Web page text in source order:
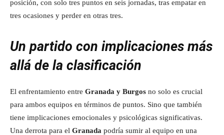
posición, con solo tres puntos en seis jornadas, tras empatar en
tres ocasiones y perder en otras tres.
Un partido con implicaciones más
allá de la clasificación
El enfrentamiento entre Granada y Burgos no solo es crucial
para ambos equipos en términos de puntos. Sino que también
tiene implicaciones emocionales y psicológicas significativas.
Una derrota para el Granada podría sumir al equipo en una